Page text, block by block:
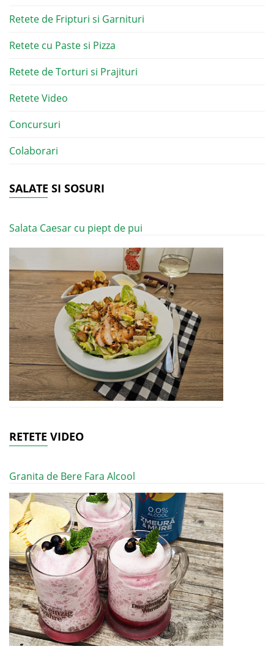
Retete de Fripturi si Garnituri
Retete cu Paste si Pizza
Retete de Torturi si Prajituri
Retete Video
Concursuri
Colaborari
SALATE SI SOSURI
Salata Caesar cu piept de pui
RETETE VIDEO
Granita de Bere Fara Alcool